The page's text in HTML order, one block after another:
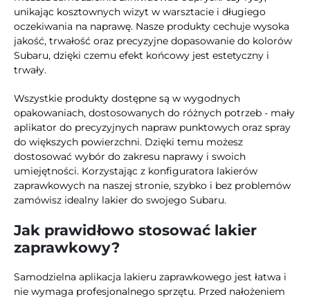
unikając kosztownych wizyt w warsztacie i długiego
oczekiwania na naprawę. Nasze produkty cechuje wysoka
jakość, trwałość oraz precyzyjne dopasowanie do kolorów
Subaru, dzięki czemu efekt końcowy jest estetyczny i
trwały.
Wszystkie produkty dostępne są w wygodnych
opakowaniach, dostosowanych do różnych potrzeb - mały
aplikator do precyzyjnych napraw punktowych oraz spray
do większych powierzchni. Dzięki temu możesz
dostosować wybór do zakresu naprawy i swoich
umiejętności. Korzystając z konfiguratora lakierów
zaprawkowych na naszej stronie, szybko i bez problemów
zamówisz idealny lakier do swojego Subaru.
Jak prawidłowo stosować lakier
zaprawkowy?
Samodzielna aplikacja lakieru zaprawkowego jest łatwa i
nie wymaga profesjonalnego sprzętu. Przed nałożeniem